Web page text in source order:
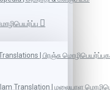
| பிரஞ்சு
Translation | மலையாள